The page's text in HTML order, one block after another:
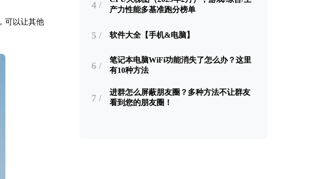
可以让其他
4 /
产力性能多基准跑分榜单
5 / 软件大全【手机&电脑】
6 /
笔记本电脑WiFi功能消失了怎么办？这里
有10种方法
7 /
进群怎么屏蔽朋友圈？多种方法不让群友
看到您的朋友圈！